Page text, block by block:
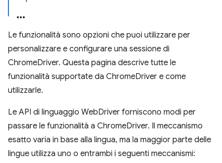
Le funzionalità sono opzioni che puoi utilizzare per
personalizzare e configurare una sessione di
ChromeDriver. Questa pagina descrive tutte le
funzionalità supportate da ChromeDriver e come
utilizzarle.
Le API di linguaggio WebDriver forniscono modi per
passare le funzionalità a ChromeDriver. Il meccanismo
esatto varia in base alla lingua, ma la maggior parte delle
lingue utilizza uno o entrambi i seguenti meccanismi: